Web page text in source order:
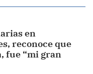
en
reconoce que
fue “mi gran